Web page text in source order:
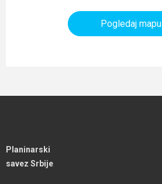
Pogledaj mapu
Planinarski
savez Srbije